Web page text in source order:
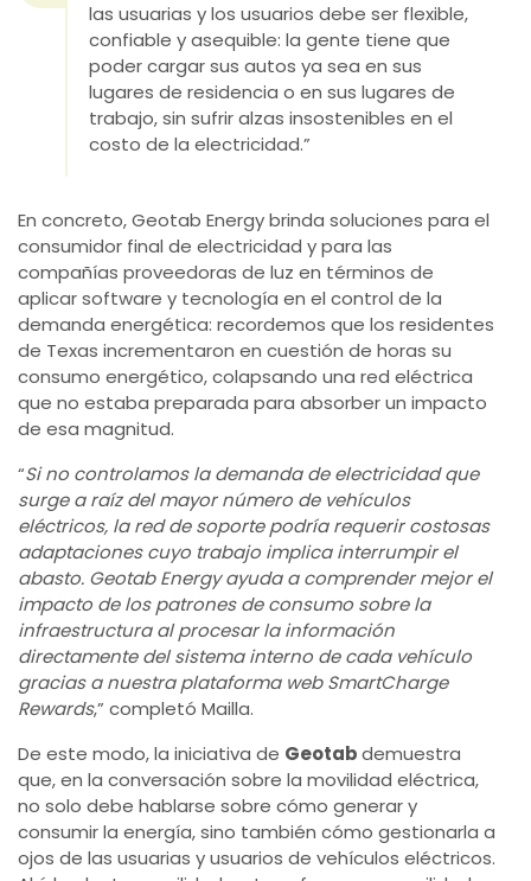
las usuarias y los usuarios debe ser flexible,
confiable y asequible: la gente tiene que
poder cargar sus autos ya sea en sus
lugares de residencia o en sus lugares de
trabajo, sin sufrir alzas insostenibles en el
costo de la electricidad.”
En concreto, Geotab Energy brinda soluciones para el
consumidor final de electricidad y para las
compañías proveedoras de luz en términos de
aplicar software y tecnología en el control de la
demanda energética: recordemos que los residentes
de Texas incrementaron en cuestión de horas su
consumo energético, colapsando una red eléctrica
que no estaba preparada para absorber un impacto
de esa magnitud.
“Si no controlamos la demanda de electricidad que
surge a raíz del mayor número de vehículos
eléctricos, la red de soporte podría requerir costosas
adaptaciones cuyo trabajo implica interrumpir el
abasto. Geotab Energy ayuda a comprender mejor el
impacto de los patrones de consumo sobre la
infraestructura al procesar la información
directamente del sistema interno de cada vehículo
gracias a nuestra plataforma web SmartCharge
Rewards,” completó Mailla.
De este modo, la iniciativa de Geotabdemuestra
que, en la conversación sobre la movilidad eléctrica,
no solo debe hablarse sobre cómo generar y
consumir la energía, sino también cómo gestionarla a
ojos de las usuarias y usuarios de vehículos eléctricos.